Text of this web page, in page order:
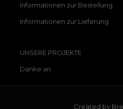
Informationen zur Bestellung
Informationen zur Lieferung
UNSERE PROJEKTE
Danke an
Created by